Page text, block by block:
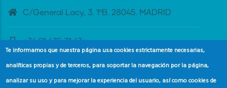
C/General Lacy, 3. 1ºB. 28045. MADRID
+34 91 435 31 47
banderaazul@adeac.es
Te informamos que nuestra página usa cookies estrictamente necesarias,
analíticas propias y de terceros, para soportar la navegación por la página,
analizar su uso y para mejorar la experiencia del usuario, así como cookies de